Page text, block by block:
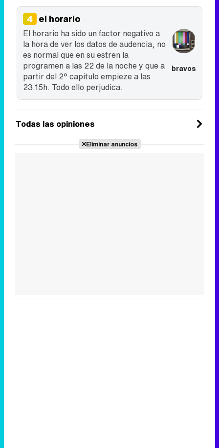
4 el horario
bravos
El horario ha sido un factor negativo a
la hora de ver los datos de audencia, no
es normal que en su estren la
programen a las 22 de la noche y que a
partir del 2º capitulo empieze a las
23.15h. Todo ello perjudica.
Todas las opiniones
Eliminar anuncios